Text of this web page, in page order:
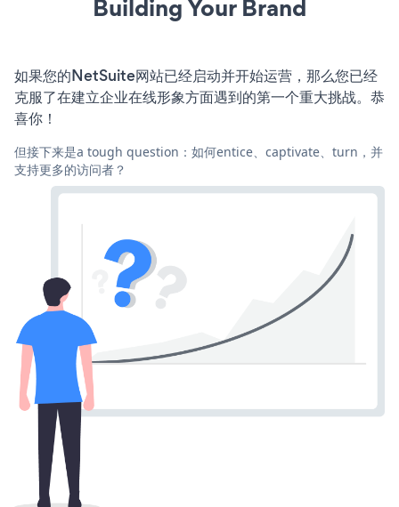
Building Your Brand
如果您的NetSuite网站已经启动并开始运营，那么您已经
克服了在建立企业在线形象方面遇到的第一个重大挑战。恭
喜你！
但接下来是a tough question：如何entice、captivate、turn，并
支持更多的访问者？